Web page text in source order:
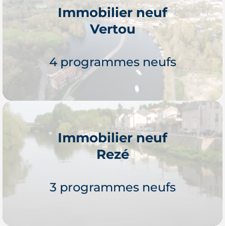
Immobilier neuf
Vertou
4 programmes neufs
Je découvre
Immobilier neuf
Rezé
3 programmes neufs